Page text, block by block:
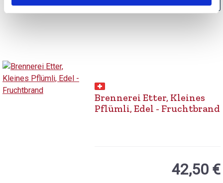
Brennerei Etter, Kleines
Pflümli, Edel - Fruchtbrand
42,50 €